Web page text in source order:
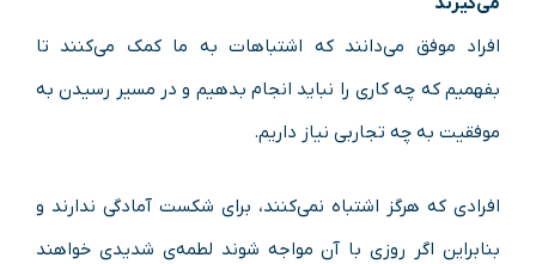
افراد موفق می‌دانند که اشتباهات به ما کمک می‌کنند تا
بفهمیم که چه کاری را نباید انجام بدهیم و در مسیر رسیدن به
موفقیت به چه تجاربی نیاز داریم.
افرادی که هرگز اشتباه نمی‌کنند، برای شکست آمادگی ندارند و
بنابراین اگر روزی با آن مواجه شوند لطمه‌ی شدیدی خواهند